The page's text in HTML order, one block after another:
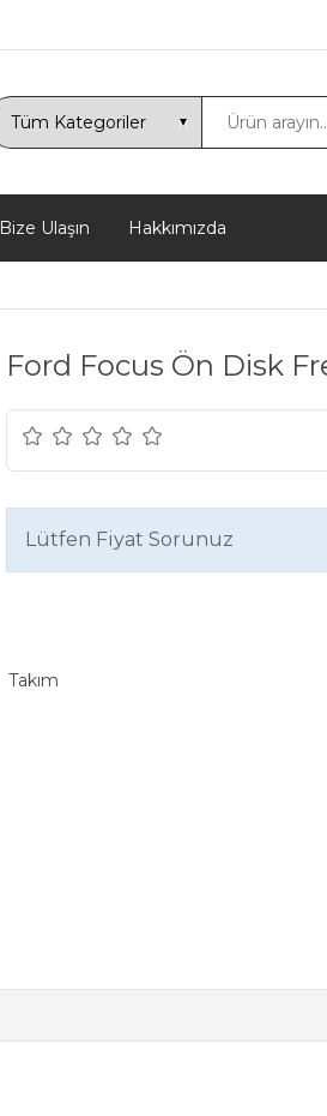
Bize Ulaşın Hakkımızda
Ford Focus Ön Disk
Lütfen Fiyat Sorunuz
Takım